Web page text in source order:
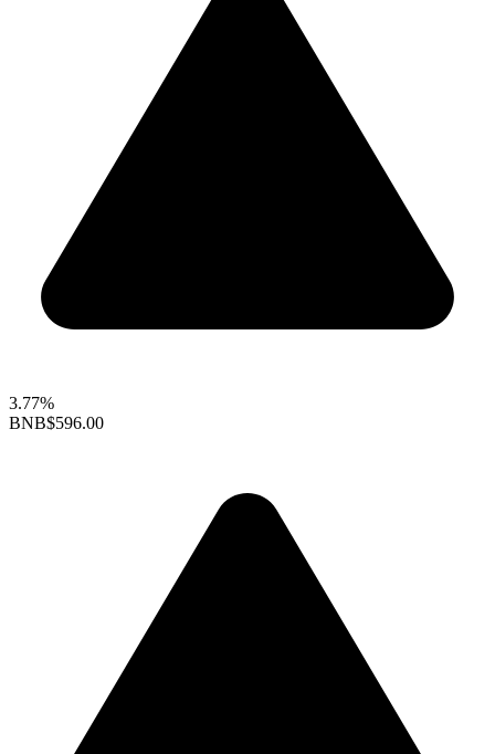
3.77%
BNB$596.00